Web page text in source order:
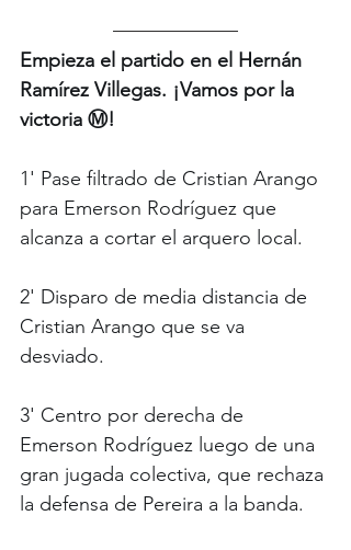
Empieza el partido en el Hernán
Ramírez Villegas. ¡Vamos por la
victoria Ⓜ️!
1' Pase filtrado de Cristian Arango
para Emerson Rodríguez que
alcanza a cortar el arquero local.
2' Disparo de media distancia de
Cristian Arango que se va
desviado.
3' Centro por derecha de
Emerson Rodríguez luego de una
gran jugada colectiva, que rechaza
la defensa de Pereira a la banda.